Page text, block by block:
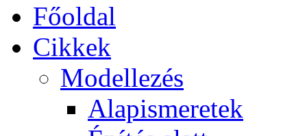
Főoldal
Cikkek
Modellezés
Alapismeretek